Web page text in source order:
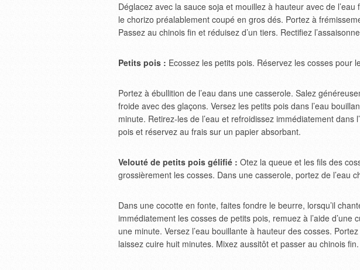
Déglacez avec la sauce soja et mouillez à hauteur avec de
le chorizo préalablement coupé en gros dés. Portez à
Passez au chinois fin et réduisez d’un tiers. Rectifiez
Petits pois : Ecossez les petits pois. Réservez les cosses pour
Portez à ébullition de l’eau dans une casserole. Salez
froide avec des glaçons. Versez les petits pois dans l’eau
minute. Retirez-les de l’eau et refroidissez immédiatement dans
pois et réservez au frais sur un papier absorbant.
Velouté de petits pois gélifié : Otez la queue et les fils des
grossièrement les cosses. Dans une casserole, portez de l’eau
Dans une cocotte en fonte, faites fondre le beurre, lorsqu’il
immédiatement les cosses de petits pois, remuez à l’aide d’une
une minute. Versez l’eau bouillante à hauteur des cosses.
laissez cuire huit minutes. Mixez aussitôt et passer au chinois